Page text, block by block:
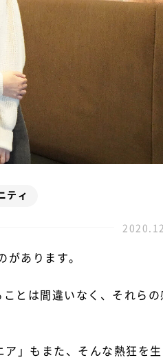
ティ
あります。
とは間違いなく、それらの
」もまた、そんな熱狂を